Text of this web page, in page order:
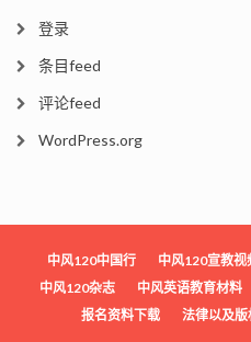
登录
条目feed
评论feed
WordPress.org
中风120中国行 中风120宣教视
中风120杂志
中风英语教育材料
报名资料下载
法律以及版